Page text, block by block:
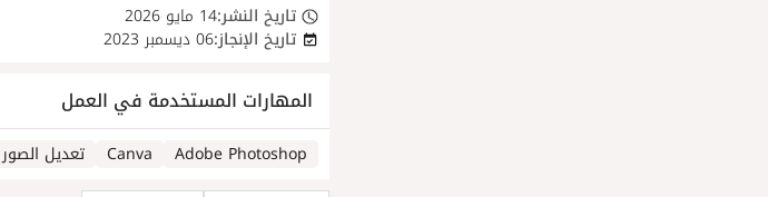
تاريخ النشر:14 مايو 2026
تاريخ الإنجاز:06 ديسمبر 2023
المهارات المستخدمة في العمل
Adobe Photoshop
Canva
تعديل الصور